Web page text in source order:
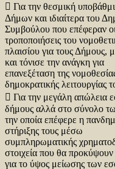
 Για την θεσμική
Δήμων και ιδιαίτερα του
Συμβούλου που επέφεραν
τροποποιήσεις του
πλαισίου για τους Δήμους,
και τόνισε την ανάγκη για
επανεξέταση της
δημοκρατικής λειτουργίας
 Για την μεγάλη απώλεια
δήμους αλλά στο σύνολο
την οποία επέφερε η
στήριξης τους μέσω
συμπληρωματικής
στοιχεία που θα
για το ύψος μείωσης των